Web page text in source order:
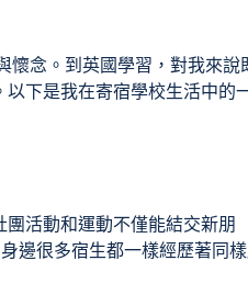
懷念。到英國學習，對我來說
下是我在寄宿學校生活中的
活動和運動不僅能結交新朋
邊很多宿生都一樣經歷著同